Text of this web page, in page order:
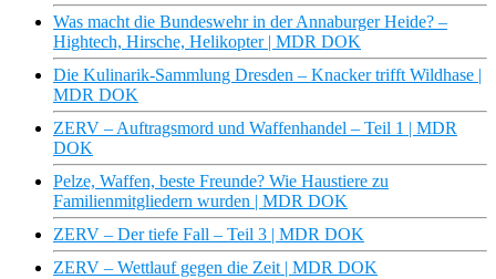
Was macht die Bundeswehr in der Annaburger Heide? –
Hightech, Hirsche, Helikopter | MDR DOK
Die Kulinarik-Sammlung Dresden – Knacker trifft Wildhase |
MDR DOK
ZERV – Auftragsmord und Waffenhandel – Teil 1 | MDR
DOK
Pelze, Waffen, beste Freunde? Wie Haustiere zu
Familienmitgliedern wurden | MDR DOK
ZERV – Der tiefe Fall – Teil 3 | MDR DOK
ZERV – Wettlauf gegen die Zeit | MDR DOK